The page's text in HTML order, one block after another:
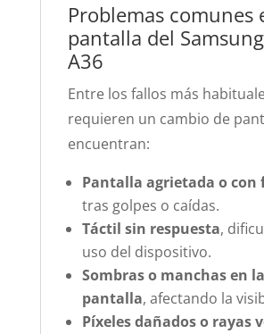
Problemas comunes
pantalla del
A36
Entre los fallos más
requieren un cambio de
encuentran:
Pantalla agrietada o con
tras golpes o caídas.
Táctil sin respuesta,
uso del dispositivo.
Sombras o manchas en la
pantalla, afectando la
Píxeles dañados o rayas